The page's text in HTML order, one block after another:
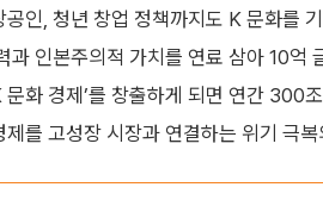
인, 청년 창업 정책까지도 K 문화를
과 인본주의적 가치를 연료 삼아 10억
화 경제’를 창출하게 되면 연간 300
를 고성장 시장과 연결하는 위기 극